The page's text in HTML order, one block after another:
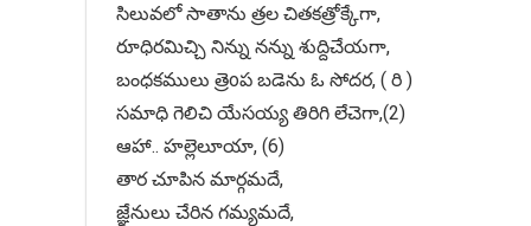
సిలువలో సాతాను త్రల చితకత్రోక్కేగా,
రూధిరమిచ్చి నిన్ను నన్ను శుద్దిచేయగా,
బంధకములు త్రెoప బడెను ఓ సోదర, ( రి )
సమాధి గెలిచి యేసయ్య తిరిగి లేచెగా,(2)
ఆహా.. హల్లెలూయా, (6)
తార చూపిన మార్గమదే,
జ్ఞేనులు చేరిన గమ్యమదే,